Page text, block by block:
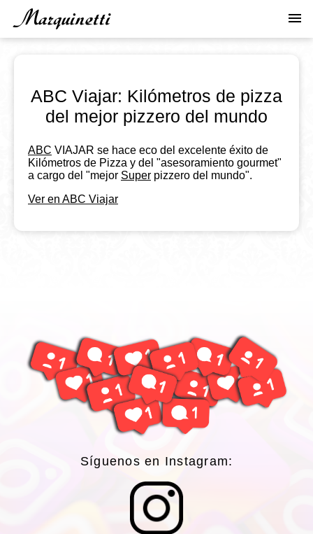
menu
ABC Viajar: Kilómetros de pizza
del mejor pizzero del mundo
ABC VIAJAR se hace eco del excelente éxito de
Kilómetros de Pizza y del "asesoramiento gourmet"
a cargo del "mejor Super pizzero del mundo".
Ver en ABC Viajar
Síguenos en Instagram: